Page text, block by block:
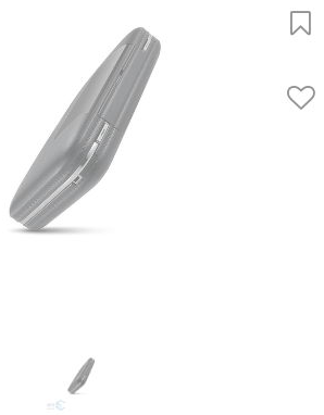
بیشترین
جستجوهای
#کابل شبکه
#کابل شبکه لگراند